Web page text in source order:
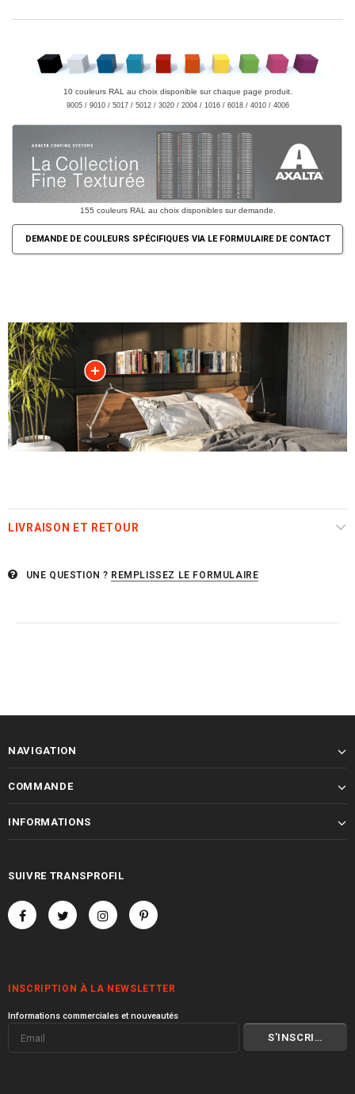
10 couleurs RAL au choix disponible sur chaque page produit.
9005 / 9010 / 5017 / 5012 / 3020 / 2004 / 1016 / 6018 / 4010 / 4006
155 couleurs RAL au choix disponibles sur demande.
DEMANDE DE COULEURS SPÉCIFIQUES VIA LE FORMULAIRE DE CONTACT
LIVRAISON ET RETOUR
UNE QUESTION ? REMPLISSEZ LE FORMULAIRE
NAVIGATION
COMMANDE
INFORMATIONS
SUIVRE TRANSPROFIL
INSCRIPTION À LA NEWSLETTER
Informations commerciales et nouveautés